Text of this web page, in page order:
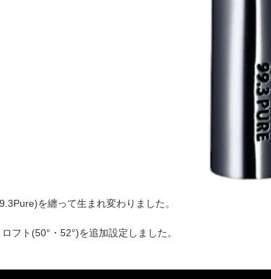
を纏って生まれ変わりました。
フト(50°・52°)を追加設定しました。